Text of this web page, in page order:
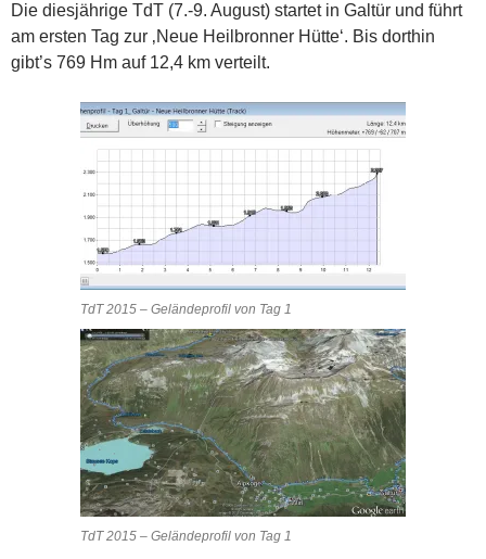
Die diesjährige TdT (7.-9. August) startet in Galtür und führt
am ersten Tag zur ‚Neue Heilbronner Hütte‘. Bis dorthin
gibt’s 769 Hm auf 12,4 km verteilt.
TdT 2015 – Geländeprofil von Tag 1
TdT 2015 – Geländeprofil von Tag 1